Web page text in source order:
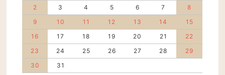
2
3 4 5 6 7
8
9
10 11 12 13 14
15
16
17 18 19 20 21
22
23
24 25 26 27 28
29
30
31